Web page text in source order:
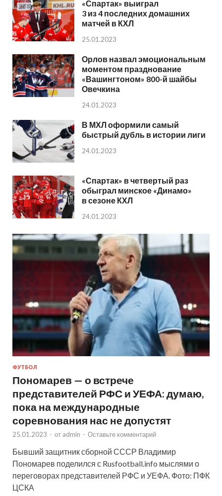
«Спартак» выиграл
3 из 4 последних домашних
матчей в КХЛ
25.01.2023
Орлов назвал эмоциональным
моментом празднование
«Вашингтоном» 800-й шайбы
Овечкина
24.01.2023
В МХЛ оформили самый
быстрый дубль в истории лиги
24.01.2023
«Спартак» в четвертый раз
обыграл минское «Динамо»
в сезоне КХЛ
24.01.2023
ФУТБОЛ
Пономарев — о встрече
представителей РФС и УЕФА: думаю,
пока на международные
соревнования нас не допустят
25.01.2023 - от admin - Оставьте комментарий
Бывший защитник сборной СССР Владимир
Пономарев поделился с Rusfootball.info мыслями о
переговорах представителей РФС и УЕФА. Фото: ПФК
ЦСКА